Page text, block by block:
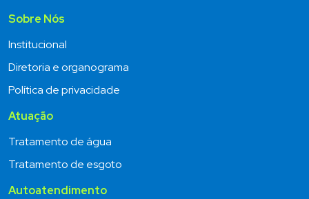
Sobre Nós
Institucional
Diretoria e organograma
Política de privacidade
Atuação
Tratamento de água
Tratamento de esgoto
Autoatendimento